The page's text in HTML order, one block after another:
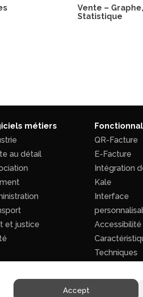
Accept
Vente –
Statistique
métiers
au détail
et justice
QR-Facture
E-Facture
Intégration
Kale
Interface
Accessibilité
Techniques
confidentialité Conditions générales